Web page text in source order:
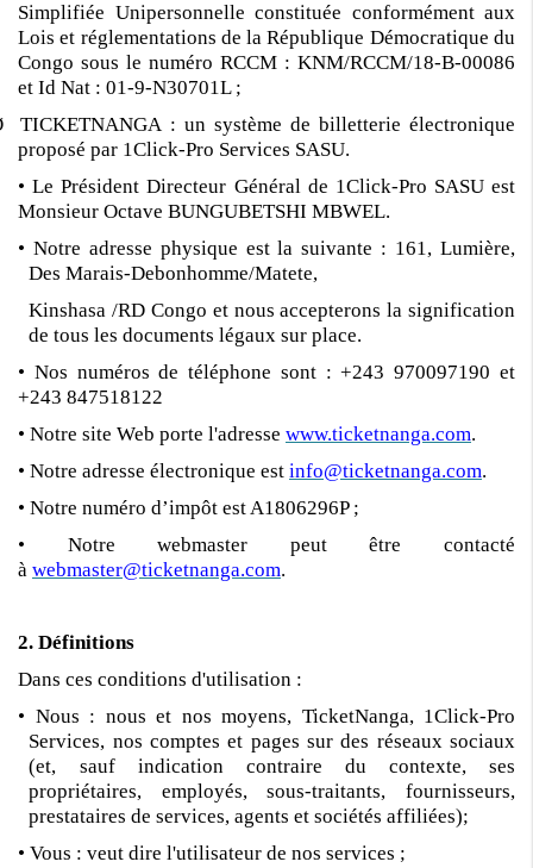
Simplifiée Unipersonnelle constituée conformément aux
Lois et réglementations de la République Démocratique du
Congo sous le numéro RCCM : KNM/RCCM/18-B-00086
et Id Nat : 01-9-N30701L ;
TICKETNANGA : un système de billetterie électronique
proposé par 1Click-Pro Services SASU.
• Le Président Directeur Général de 1Click-Pro SASU est
Monsieur Octave BUNGUBETSHI MBWEL.
• Notre adresse physique est la suivante : 161, Lumière,
Des Marais-Debonhomme/Matete,
Kinshasa /RD Congo et nous accepterons la signification
de tous les documents légaux sur place.
• Nos numéros de téléphone sont : +243 970097190 et
+243 847518122
• Notre site Web porte l'adresse www.ticketnanga.com.
• Notre adresse électronique est info@ticketnanga.com.
• Notre numéro d’impôt est A1806296P ;
• Notre webmaster peut être contacté
à webmaster@ticketnanga.com.
2. Définitions
Dans ces conditions d'utilisation :
• Nous : nous et nos moyens, TicketNanga, 1Click-Pro
Services, nos comptes et pages sur des réseaux sociaux
(et, sauf indication contraire du contexte, ses
propriétaires, employés, sous-traitants, fournisseurs,
prestataires de services, agents et sociétés affiliées);
• Vous : veut dire l'utilisateur de nos services ;